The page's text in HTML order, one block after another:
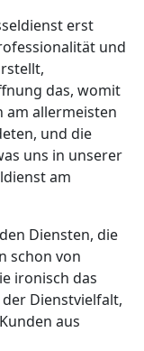
erst
und
das, womit
am allermeisten
und die
uns in unserer
am
Diensten, die
schon von
ironisch das
Dienstvielfalt,
aus